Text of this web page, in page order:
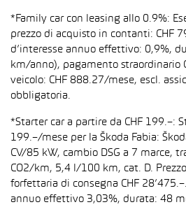
*Family car con leasing allo 0.9%:
prezzo di acquisto in contanti: CHF
d’interesse annuo effettivo: 0,9%,
km/anno), pagamento straordinario
veicolo: CHF 888.27/mese, escl.
obbligatoria.
*Starter car a partire da CHF 199.–:
199.–/mese per la Škoda Fabia:
CV/85 kW, cambio DSG a 7 marce,
CO2/km, 5,4 l/100 km, cat. D.
forfettaria di consegna CHF
annuo effettivo 3,03%, durata: 48